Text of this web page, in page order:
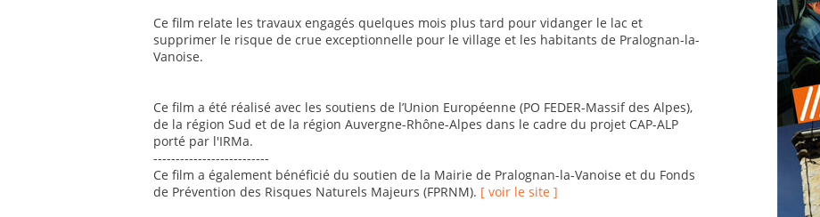
Ce film relate les travaux engagés quelques mois plus tard pour vidanger le lac et
supprimer le risque de crue exceptionnelle pour le village et les habitants de Pralognan-la-
Vanoise.
Ce film a été réalisé avec les soutiens de l’Union Européenne (PO FEDER-Massif des Alpes),
de la région Sud et de la région Auvergne-Rhône-Alpes dans le cadre du projet CAP-ALP
porté par l'IRMa.
--------------------------
Ce film a également bénéficié du soutien de la Mairie de Pralognan-la-Vanoise et du Fonds
de Prévention des Risques Naturels Majeurs (FPRNM). [ voir le site ]